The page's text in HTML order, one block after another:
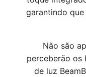
garantindo
Não são
perceberão os
de luz